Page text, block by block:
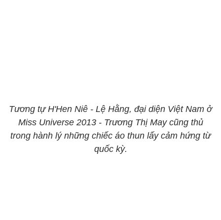
Tương tự H'Hen Niê - Lệ Hằng, đại diện Việt Nam ở
Miss Universe 2013 - Trương Thị May cũng thủ
trong hành lý những chiếc áo thun lấy cảm hứng từ
quốc kỳ.